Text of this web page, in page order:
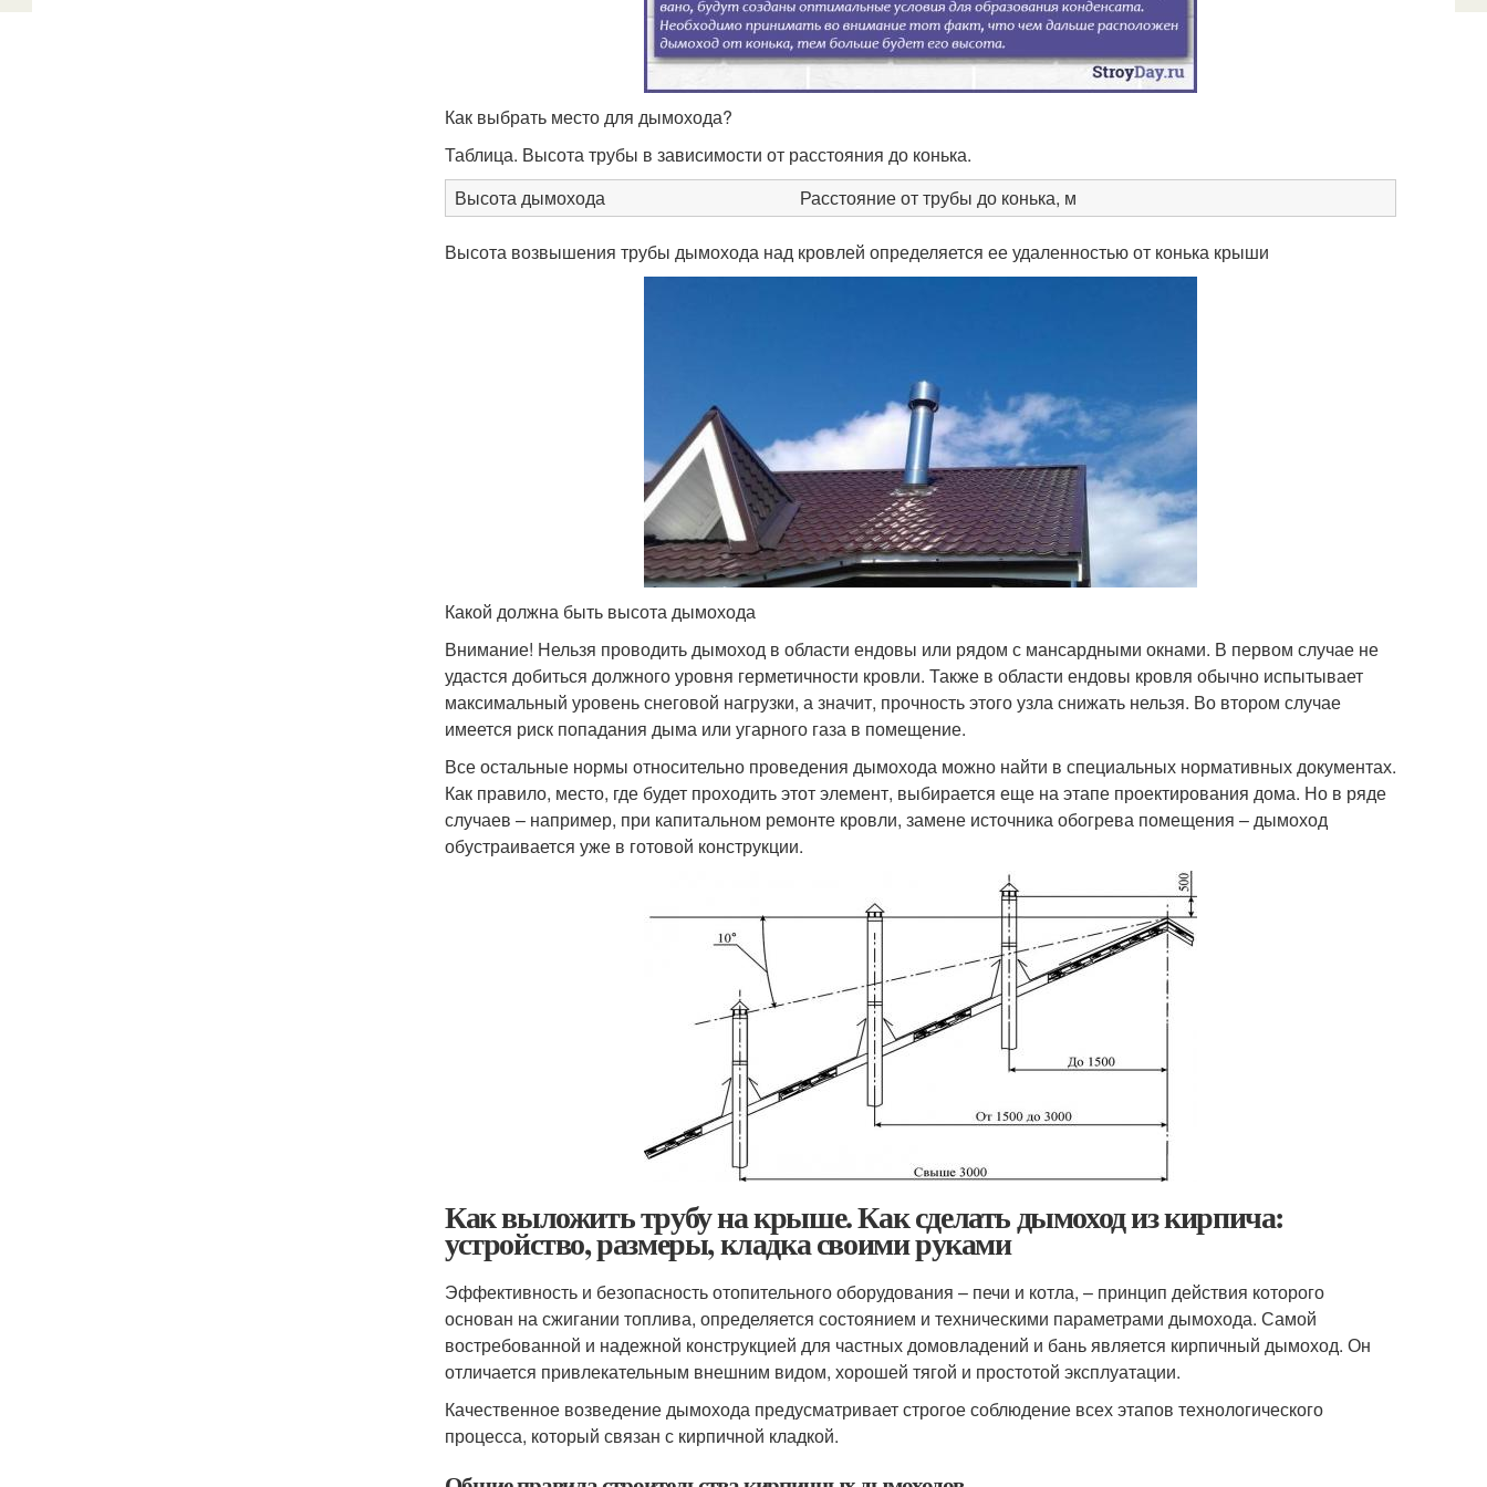
Как выбрать место для дымохода?
Таблица. Высота трубы в зависимости от расстояния до конька.
Высота дымохода
Расстояние от трубы до конька, м
Высота возвышения трубы дымохода над кровлей определяется ее удаленностью от конька крыши
Какой должна быть высота дымохода
Внимание! Нельзя проводить дымоход в области ендовы или рядом с мансардными окнами. В первом случае не
удастся добиться должного уровня герметичности кровли. Также в области ендовы кровля обычно испытывает
максимальный уровень снеговой нагрузки, а значит, прочность этого узла снижать нельзя. Во втором случае
имеется риск попадания дыма или угарного газа в помещение.
Все остальные нормы относительно проведения дымохода можно найти в специальных нормативных документах.
Как правило, место, где будет проходить этот элемент, выбирается еще на этапе проектирования дома. Но в ряде
случаев – например, при капитальном ремонте кровли, замене источника обогрева помещения – дымоход
обустраивается уже в готовой конструкции.
Как выложить трубу на крыше. Как сделать дымоход из кирпича:
устройство, размеры, кладка своими руками
Эффективность и безопасность отопительного оборудования – печи и котла, – принцип действия которого
основан на сжигании топлива, определяется состоянием и техническими параметрами дымохода. Самой
востребованной и надежной конструкцией для частных домовладений и бань является кирпичный дымоход. Он
отличается привлекательным внешним видом, хорошей тягой и простотой эксплуатации.
Качественное возведение дымохода предусматривает строгое соблюдение всех этапов технологического
процесса, который связан с кирпичной кладкой.